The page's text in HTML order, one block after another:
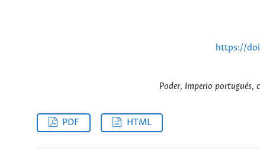
https://
Poder, Imperio portugués,
PDF HTML